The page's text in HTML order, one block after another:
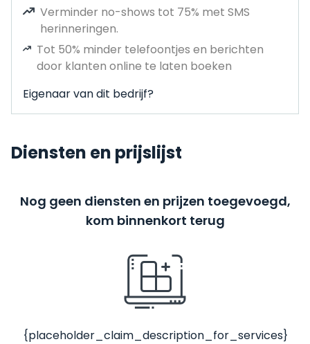
Verminder no-shows tot 75% met SMS
herinneringen.
Tot 50% minder telefoontjes en berichten
door klanten online te laten boeken
Eigenaar van dit bedrijf?
Diensten en prijslijst
Nog geen diensten en prijzen toegevoegd,
kom binnenkort terug
{placeholder_claim_description_for_services}